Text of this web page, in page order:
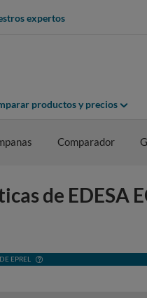
expertos
productos y precios
Comparador
de EDESA
EPREL